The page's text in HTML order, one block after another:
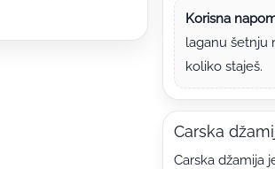
Korisna
laganu šetnju
koliko staješ.
Carska
Carska džamija